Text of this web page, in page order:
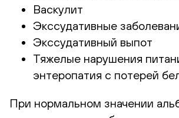
Васкулит
Экссудативные
Экссудативный выпот
Тяжелые нарушения
энтеропатия с потерей
При нормальном значении